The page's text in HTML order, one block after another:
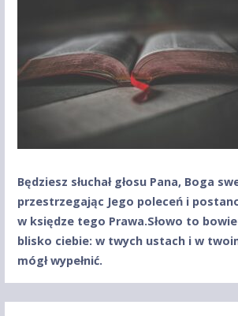
Będziesz słuchał głosu Pana, Boga
przestrzegając Jego poleceń i
w księdze tego Prawa.Słowo to
blisko ciebie: w twych ustach i w
mógł wypełnić.